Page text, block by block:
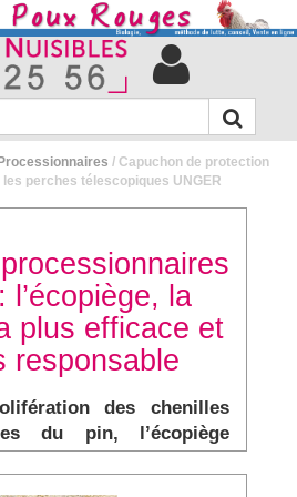
/ Capuchon de protection
perches télescopiques UNGER
l’écopiège, la
plus efficace et
responsable
des chenilles
du pin, l’écopiège
comme la solution